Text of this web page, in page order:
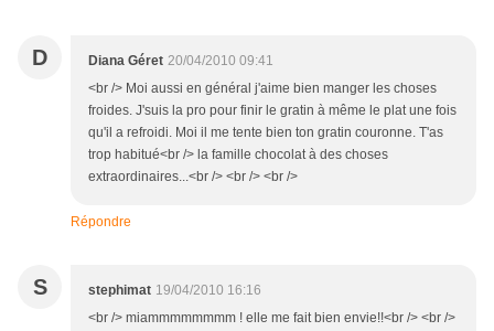
D Diana Géret 20/04/2010 09:41
<br /> Moi aussi en général j'aime bien manger les choses
froides. J'suis la pro pour finir le gratin à même le plat une fois
qu'il a refroidi. Moi il me tente bien ton gratin couronne. T'as
trop habitué<br /> la famille chocolat à des choses
extraordinaires...<br /> <br /> <br />
Répondre
S stephimat 19/04/2010 16:16
<br /> miammmmmmmm ! elle me fait bien envie!!<br /> <br />